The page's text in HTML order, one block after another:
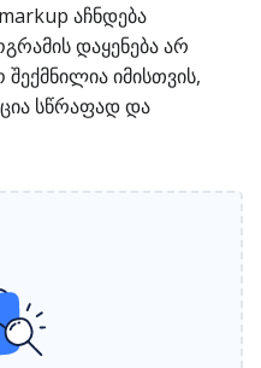
აჩნდება
დაყენება არ
იმისთვის,
სწრაფად და